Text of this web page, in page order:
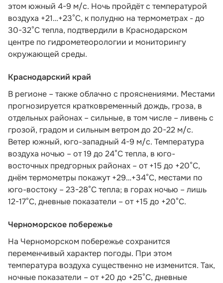
этом южный 4-9 м/с. Ночь пройдёт с температурой
воздуха +21…+23°С, к полудню на термометрах - до
30-32°С тепла, подтвердили в Краснодарском
центре по гидрометеорологии и мониторингу
окружающей среды.
Краснодарский край
В регионе – также облачно с прояснениями. Местами
прогнозируется кратковременный дождь, гроза, в
отдельных районах – сильные, в том числе – ливень с
грозой, градом и сильным ветром до 20-22 м/с.
Ветер южный, юго-западный 4-9 м/с. Температура
воздуха ночью – от 19 до 24°С тепла, в юго-
восточных предгорных районах – от +15 до +20°С,
днём термометры покажут +29…+34°С, местами по
юго-востоку – 23-28°С тепла; в горах ночью – лишь
12-17°С, дневные показатели – от +15 до +20°С.
Черноморское побережье
На Черноморском побережье сохранится
переменчивый характер погоды. При этом
температура воздуха существенно не изменится. Так,
ночные показатели – от +20 до +25°С, дневные